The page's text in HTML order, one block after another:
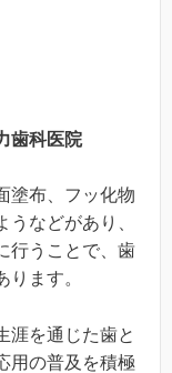
歯科医院
塗布、フッ化物
などがあり、
行うことで、歯
ます。
涯を通じた歯と
用の普及を積極